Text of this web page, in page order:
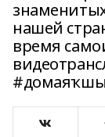
нашей
время